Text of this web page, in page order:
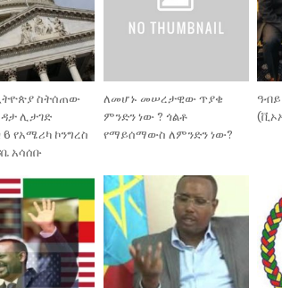
ስትሰጠው
ሊታገድ
የአሜሪካ ኮንግረስ
አሳሰቡ
ለመሆኑ መሠረታዊው ጥያቄ
ምንድን ነው ? ጎልቶ
የማይሰማውስ ለምንድን ነው?
ዓብይ